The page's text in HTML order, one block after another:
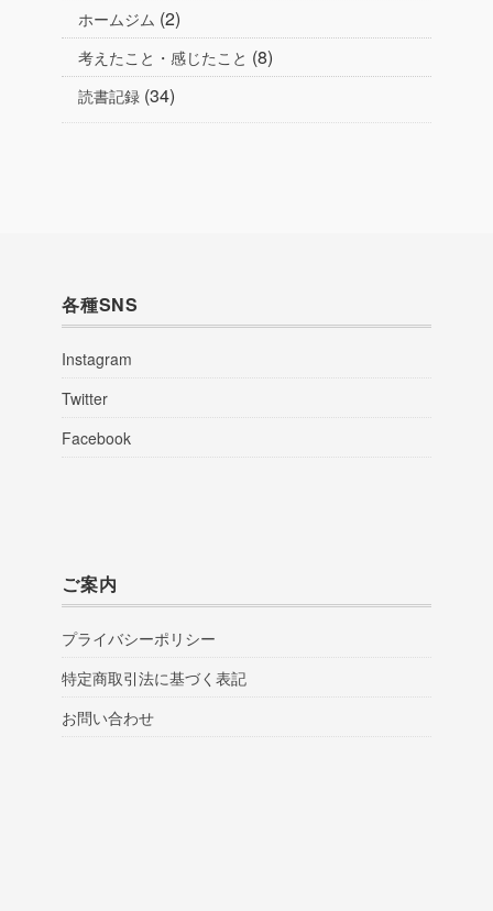
ホームジム (2)
考えたこと・感じたこと (8)
読書記録 (34)
各種SNS
Instagram
Twitter
Facebook
ご案内
プライバシーポリシー
特定商取引法に基づく表記
お問い合わせ